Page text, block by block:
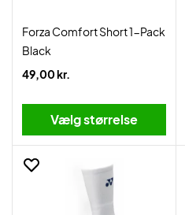
Forza Comfort Short 1-Pack
Black
49,00 kr.
Vælg størrelse